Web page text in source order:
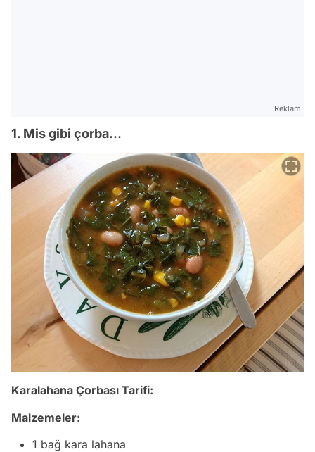
Reklam
1. Mis gibi çorba...
Karalahana Çorbası Tarifi:
Malzemeler:
1 bağ kara lahana